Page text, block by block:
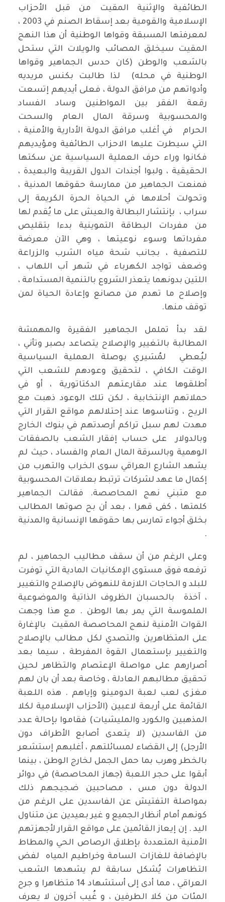
الطائفية والإثنية المقيت من قبل الأحزاب
الإسلامية والقومية بعد إسقاط الصنم في 2003 ،
لمعرفتها المسبقة وقواها الوطنية أن هذا النهج
المقيت سيخلق المصائب والويلات التي ستحل
بالشعب والوطن (كان حدس الجماهير وقواها
الوطنية في محله) لذا طالبت بكنس مريديه
وأدواتهم من مرافق الدولة ، فعلى أيديهم إتسعت
رقعة الفقر بين المواطنين وساد الفساد
والمحسوبية وسرقة المال العام والسحت
الحرام في أغلب مرافق الدولة الأدارية والأمنية ،
التي سيطرت عليها الاحزاب الطائفية ومؤيديهم
فكانوا وراء حرف العملية السياسية عن سكتها
الحقيقية ، ولبوا أجندات الدول القريبة والبعيدة ،
فمنعت الجماهير من ممارسة حقوقها المدنية ،
وتحولت أحلامها في الحياة الحرة الكريمة إلى
سراب ، بإنتشار البطالة والعيش على ما يُقدم لها
من مفردات البطاقة التموينية بدءا بتقليص
مفرداتها وسوء نوعيتها ، وهي الآن معرضة
للتصفية ، بجانب شحة مياه الشرب والزراعة
وضعف تواجد الكهرباء في شهر آب اللهاب ،
اللتين بدونهما يتعذر الشروع بالتنمية المستدامة ،
وإصلاح ما تهدم من مصانع وإعادة الحياة لمن
توقف منها.
لقد بدأ تململ الجماهير الفقيرة والمهمشة
المطالبة بالتغيير والإصلاح يتصاعد بصبر وتأني ،
ليُعطي لمُسَيري بوصلة العملية السياسية
الوقت الكافي ، لتحقيق وعودهم للشعب التي
أطلقوها عند مقارعتهم الدكتاتورية ، أو في
حملاتهم الإنتخابية ، لكن تلك الوعود ذهبت مع
الريح ، وتناسوها عند إحتلالهم مواقع القرار التي
مهدت لهم سبل تراكم أرصدتهم في بنوك الخارج
وبالدولار على حساب إفقار الشعب بالصفقات
الوهمية وبالسرقة المال العام والفساد ، حيث لم
يشهد الشارع العراقي سوى الخراب والتهرب من
إكمال ما عهد لشركات ترتبط بعلاقات المحسوبية
مع متبني نهج المحاصصة. فقالت الجماهير
كلمتها ، كفى قهرا ، بعد أن بح صوتها المطالب
بخلق أجواء تمارس بها حقوقها الإنسانية والمدنية
.
وعلى الرغم من أن سقف مطاليب الجماهير ، لم
ترفعه فوق مستوى الإمكانيات المادية التي توفرت
للبلد و الحاجات اللازمة للنهوض بالإصلاح والتغيير
، آخذة بالحسبان الظروف الذاتية والموضوعية
الملموسة التي يمر بها الوطن . مع هذا وجهت
القوات الأمنية لنهج المحاصصة المقيت بالإغارة
على المتظاهرين والتصدي لكل مطالب بالإصلاح
والتغيير بإستعمال القوة المفرطة ، سيما بعد
أصرارهم على مواصلة الإعتصام والتظاهر لحين
تحقيق مطالبهم العادلة ، وخاصة بعد أن بان لهم
مغزى لعب لعبة الدومينو وإياهم . هذه اللعبة
القائمة على أربعة لاعبين (الأحزاب الإسلامية لكلا
المذهبين والكورد والمليشيات) فقاموا بإحالة عدد
من الفاسدين (لا يتعدى أصابع الأطراف دون
الأرجل) إلى القضاء لمسائلتهم ، أغلبهم إستشعر
بالخطر وهرب بما حمل الجمل لخارج الوطن ، بينما
أبقوا على حجر اللعبة (جهاز المحاصصة) في دوائر
الدولة دون مس ، مصاحبين ضجيجهم ذلك
بمواصلة التفتيش عن الفاسدين على الرغم من
كونهم أمام أنظار الجميع و غير بعيدين عن متناول
اليد . إن إيعاز القائمين على مواقع القرار لأجهزتهم
الأمنية المتعددة بإطلاق الرصاص الحي والمطاط
بالإضافة للغازات السامة وخراطيم المياه لفض
التظاهرات يُشكل سابقة لم يشهدها الشعب
العراقي ، مما أدى إلى أستشهاد 14 متظاهرا و جرح
المئات من كلا الطرفين ، و غُيب آخرون لا يعرف